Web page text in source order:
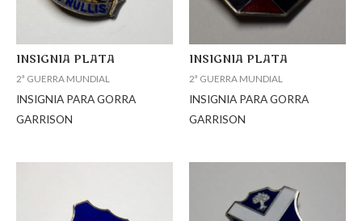
INSIGNIA PLATA
2ª GUERRA MUNDIAL
INSIGNIA PARA GORRA
GARRISON
INSIGNIA PLATA
2ª GUERRA MUNDIAL
INSIGNIA PARA GORRA
GARRISON